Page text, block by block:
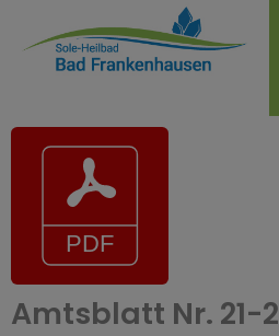
Amtsblatt Nr. 21-
for: